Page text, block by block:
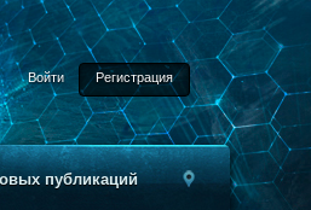
Войти Регистрация
публикаций